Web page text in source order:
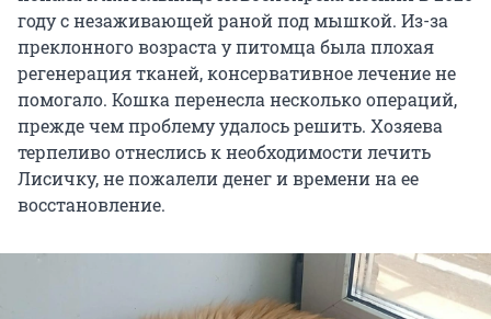
году с незаживающей раной под мышкой. Из-за
преклонного возраста у питомца была плохая
регенерация тканей, консервативное лечение не
помогало. Кошка перенесла несколько операций,
прежде чем проблему удалось решить. Хозяева
терпеливо отнеслись к необходимости лечить
Лисичку, не пожалели денег и времени на ее
восстановление.